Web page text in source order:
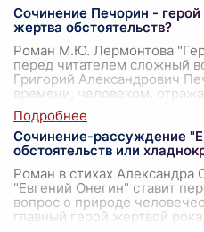
Сочинение Печорин - герой
жертва обстоятельств?
Роман М.Ю. Лермонтова
перед читателем сложный
Григорий Александрович
времени, человеком,
Сочинение-рассуждение
обстоятельств или
Роман в стихах Александра
"Евгений Онегин" ставит
вопрос о природе
главный герой жертвой